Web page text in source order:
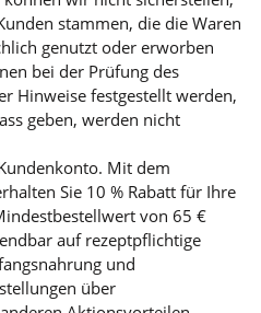
stammen, die die Waren
genutzt oder erworben
bei der Prüfung des
Hinweise festgestellt werden,
geben, werden nicht
Mit dem
Sie 10 % Rabatt für Ihre
von 65 €
auf rezeptpflichtige
und
über